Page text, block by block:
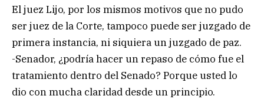
El juez Lijo, por los mismos motivos que no pudo
ser juez de la Corte, tampoco puede ser juzgado de
primera instancia, ni siquiera un juzgado de paz.
-Senador, ¿podría hacer un repaso de cómo fue el
tratamiento dentro del Senado? Porque usted lo
dio con mucha claridad desde un principio.